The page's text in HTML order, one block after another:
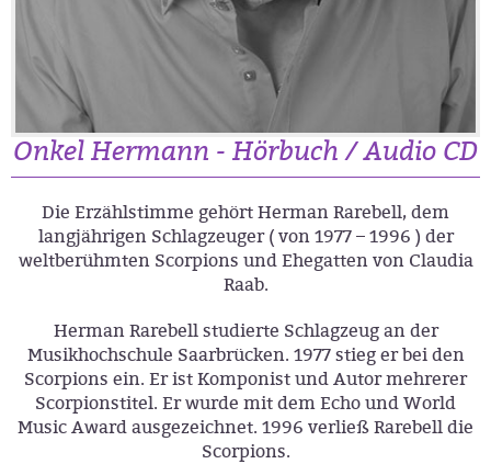
Onkel Hermann - Hörbuch / Audio CD
Die Erzählstimme gehört Herman Rarebell, dem
langjährigen Schlagzeuger ( von 1977 – 1996 ) der
weltberühmten Scorpions und Ehegatten von Claudia
Raab.
Herman Rarebell studierte Schlagzeug an der
Musikhochschule Saarbrücken. 1977 stieg er bei den
Scorpions ein. Er ist Komponist und Autor mehrerer
Scorpionstitel. Er wurde mit dem Echo und World
Music Award ausgezeichnet. 1996 verließ Rarebell die
Scorpions.